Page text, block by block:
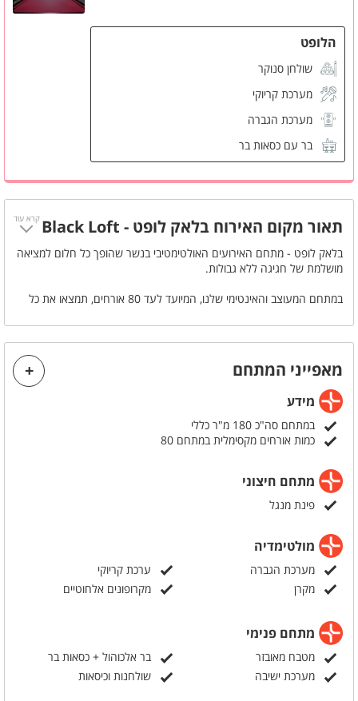
הלופט
שולחן סנוקר
מערכת קריוקי
מערכת הגברה
בר עם כסאות בר
מזגן
תאור מקום האירוח בלאק לופט - Black Loft
בלאק לופט - מתחם האירועים האולטימטיבי בנשר שהופך כל חלום למציאה
מושלמת של חגיגה ללא גבולות.
במתחם המעוצב והאינטימי שלנו, המיועד לעד 80 אורחים, תמצאו את כל
סנוקר מקצועי. והכי חשוב - אצלנו תוכלו לחגוג ללא הגבלת רעש ולתת
לשמחה לזרום בחופשיות.
בואו ליצור איתנו את האירוע המושלם שלכם, במקום שתוכנן במיוחד כדי
להפוך כל מסיבה לחוויה בלתי נשכחת. בין אם זו מסיבת יום הולדת, אירוע
חברה או כל שמחה אחרת - בבלאק לופט החגיגה שלכם תהיה בדיוק כפי
שדמיינתם.
קרא עוד
מאפייני המתחם
מידע
במתחם סה"כ 180 מ"ר כללי
כמות אורחים מקסימלית במתחם 80
מתחם חיצוני
פינת מנגל
מולטימדיה
מערכת הגברה
ערכת קריוקי
מקרן
מקרופונים אלחוטיים
מתחם פנימי
מטבח מאובזר
בר אלכוהול + כסאות בר
מערכת ישיבה
שולחנות וכיסאות